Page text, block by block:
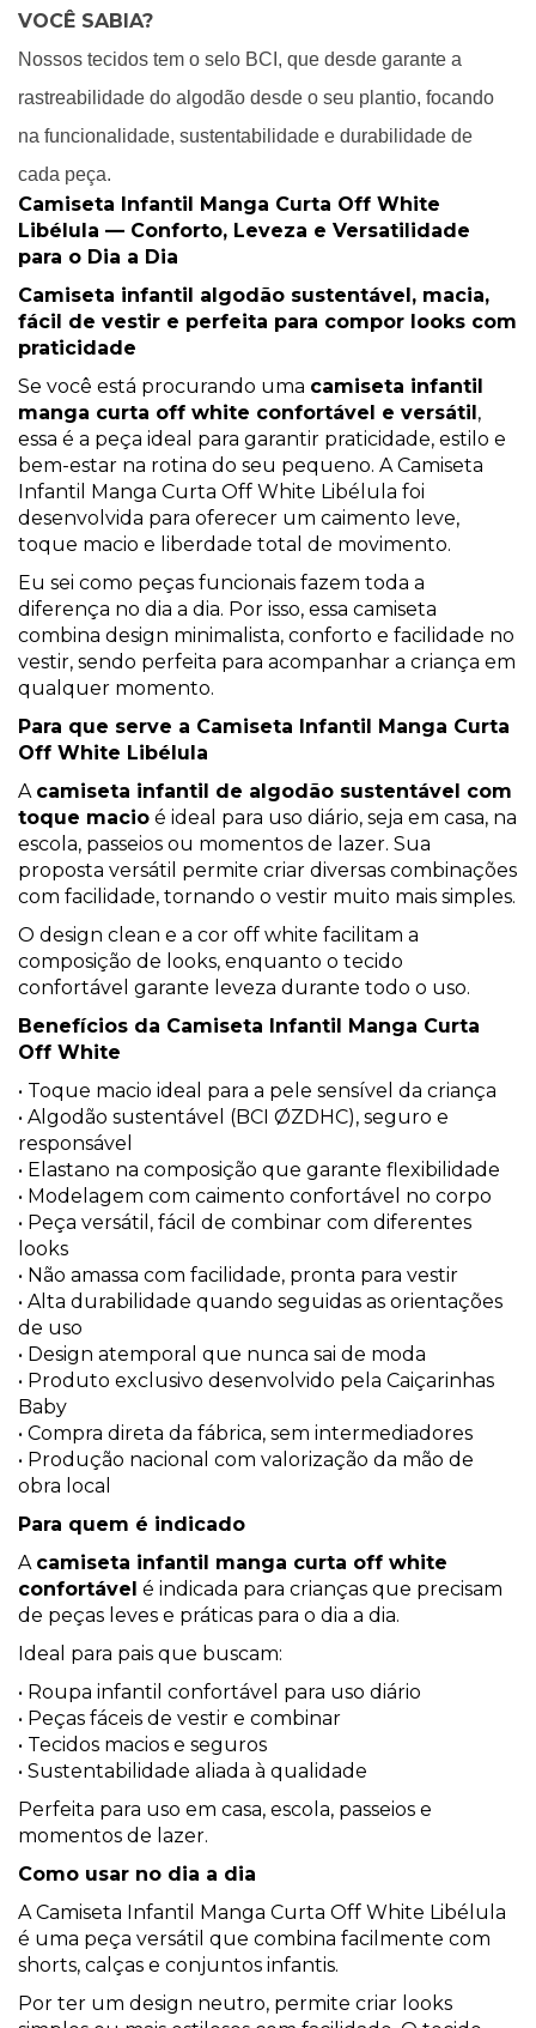
VOCÊ SABIA?
Nossos tecidos tem o selo BCI, que desde garante a
rastreabilidade do algodão desde o seu plantio, focando
na funcionalidade, sustentabilidade e durabilidade de
cada peça.
Camiseta Infantil Manga Curta Off White
Libélula — Conforto, Leveza e Versatilidade
para o Dia a Dia
Camiseta infantil algodão sustentável, macia,
fácil de vestir e perfeita para compor looks com
praticidade
Se você está procurando uma camiseta infantil
manga curta off white confortável e versátil,
essa é a peça ideal para garantir praticidade, estilo e
bem-estar na rotina do seu pequeno. A Camiseta
Infantil Manga Curta Off White Libélula foi
desenvolvida para oferecer um caimento leve,
toque macio e liberdade total de movimento.
Eu sei como peças funcionais fazem toda a
diferença no dia a dia. Por isso, essa camiseta
combina design minimalista, conforto e facilidade no
vestir, sendo perfeita para acompanhar a criança em
qualquer momento.
Para que serve a Camiseta Infantil Manga Curta
Off White Libélula
A camiseta infantil de algodão sustentável com
toque macio é ideal para uso diário, seja em casa, na
escola, passeios ou momentos de lazer. Sua
proposta versátil permite criar diversas combinações
com facilidade, tornando o vestir muito mais simples.
O design clean e a cor off white facilitam a
composição de looks, enquanto o tecido
confortável garante leveza durante todo o uso.
Benefícios da Camiseta Infantil Manga Curta
Off White
• Toque macio ideal para a pele sensível da criança
• Algodão sustentável (BCI ØZDHC), seguro e
responsável
• Elastano na composição que garante flexibilidade
• Modelagem com caimento confortável no corpo
• Peça versátil, fácil de combinar com diferentes
looks
• Não amassa com facilidade, pronta para vestir
• Alta durabilidade quando seguidas as orientações
de uso
• Design atemporal que nunca sai de moda
• Produto exclusivo desenvolvido pela Caiçarinhas
Baby
• Compra direta da fábrica, sem intermediadores
• Produção nacional com valorização da mão de
obra local
Para quem é indicado
A camiseta infantil manga curta off white
confortável é indicada para crianças que precisam
de peças leves e práticas para o dia a dia.
Ideal para pais que buscam:
• Roupa infantil confortável para uso diário
• Peças fáceis de vestir e combinar
• Tecidos macios e seguros
• Sustentabilidade aliada à qualidade
Perfeita para uso em casa, escola, passeios e
momentos de lazer.
Como usar no dia a dia
A Camiseta Infantil Manga Curta Off White Libélula
é uma peça versátil que combina facilmente com
shorts, calças e conjuntos infantis.
Por ter um design neutro, permite criar looks